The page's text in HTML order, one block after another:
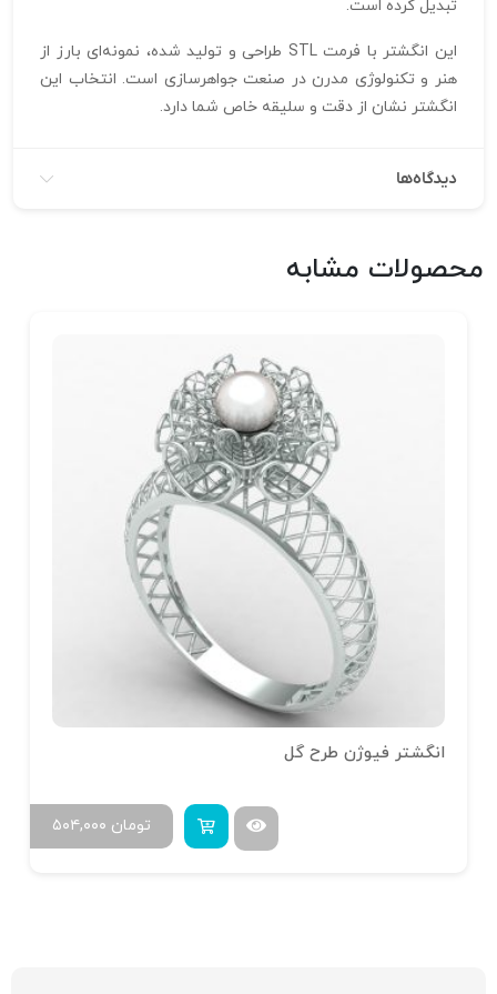
تبدیل کرده است.
این انگشتر با فرمت STL طراحی و تولید شده، نمونه‌ای بارز از
هنر و تکنولوژی مدرن در صنعت جواهرسازی است. انتخاب این
انگشتر نشان از دقت و سلیقه خاص شما دارد.
دیدگاه‌ها
محصولات مشابه
انگشتر فیوژن طرح گل
۵۰۴,۰۰۰ تومان